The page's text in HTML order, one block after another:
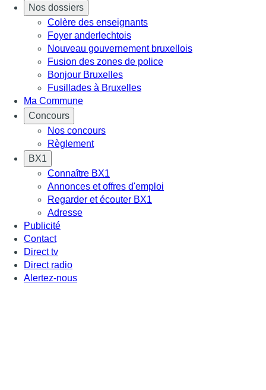
Nos dossiers
Colère des enseignants
Foyer anderlechtois
Nouveau gouvernement bruxellois
Fusion des zones de police
Bonjour Bruxelles
Fusillades à Bruxelles
Ma Commune
Concours
Nos concours
Règlement
BX1
Connaître BX1
Annonces et offres d'emploi
Regarder et écouter BX1
Adresse
Publicité
Contact
Direct tv
Direct radio
Alertez-nous